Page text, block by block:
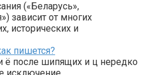
(«Беларусь»,
зависит от многих
исторических и
пишется?
ё после шипящих и ц нередко